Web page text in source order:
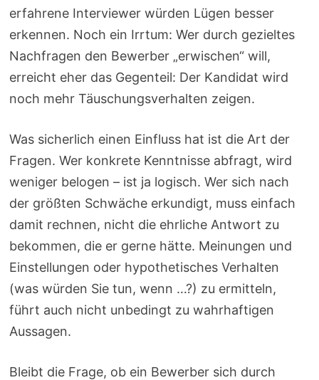
erfahrene Interviewer würden Lügen besser
erkennen. Noch ein Irrtum: Wer durch gezieltes
Nachfragen den Bewerber „erwischen“ will,
erreicht eher das Gegenteil: Der Kandidat wird
noch mehr Täuschungsverhalten zeigen.
Was sicherlich einen Einfluss hat ist die Art der
Fragen. Wer konkrete Kenntnisse abfragt, wird
weniger belogen – ist ja logisch. Wer sich nach
der größten Schwäche erkundigt, muss einfach
damit rechnen, nicht die ehrliche Antwort zu
bekommen, die er gerne hätte. Meinungen und
Einstellungen oder hypothetisches Verhalten
(was würden Sie tun, wenn …?) zu ermitteln,
führt auch nicht unbedingt zu wahrhaftigen
Aussagen.
Bleibt die Frage, ob ein Bewerber sich durch